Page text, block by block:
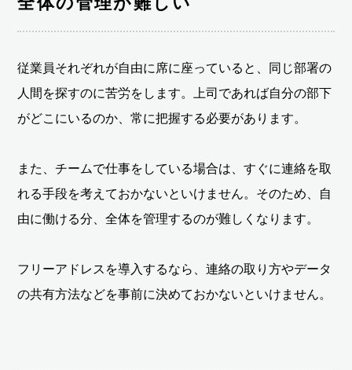
従業員それぞれが自由に席に座っていると、同じ部署の
人間を探すのに苦労をします。上司であれば自分の部下
がどこにいるのか、常に把握する必要があります。
また、チームで仕事をしている場合は、すぐに連絡を取
れる手段を考えておかないといけません。そのため、自
由に働ける分、全体を管理するのが難しくなります。
フリーアドレスを導入するなら、連絡の取り方やデータ
の共有方法などを事前に決めておかないといけません。